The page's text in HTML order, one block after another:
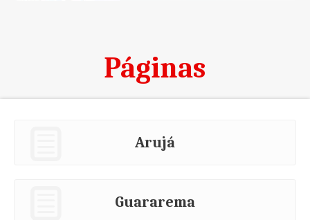
Páginas
Arujá
Guararema